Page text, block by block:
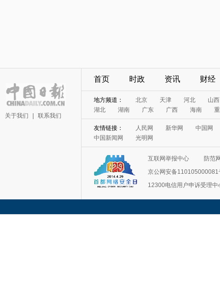
关于我们 联系我们
首页 时政 资讯 财经
地方频道： 北京 天津 河北
山西
湖北
湖南 广东 广西 海南
友情链接： 人民网 新华网
中国网
中国新闻网
光明网
互联网举报中心
防范
京公网安备110105000081
12300电信用户申诉受理中